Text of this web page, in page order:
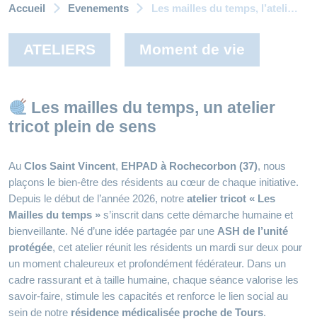
Accueil Evenements Les mailles du temps, l’atelier tricot
ATELIERS Moment de vie
Les mailles du temps, un atelier
tricot plein de sens
Au Clos Saint Vincent, EHPAD à Rochecorbon (37), nous
plaçons le bien-être des résidents au cœur de chaque initiative.
Depuis le début de l’année 2026, notre atelier tricot « Les
Mailles du temps » s’inscrit dans cette démarche humaine et
bienveillante. Né d’une idée partagée par une ASH de l’unité
protégée, cet atelier réunit les résidents un mardi sur deux pour
un moment chaleureux et profondément fédérateur. Dans un
cadre rassurant et à taille humaine, chaque séance valorise les
savoir-faire, stimule les capacités et renforce le lien social au
sein de notre résidence médicalisée proche de Tours.